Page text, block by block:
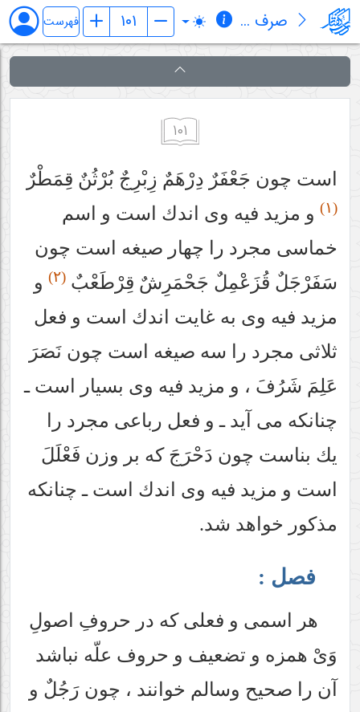
صرف میر فهرست
۱۰۱
است چون جَعْفَرٌ دِرْهَمٌ زِبْرِجٌ بُرْثُنٌ قِمَطْرٌ
(١)
و مزيد فيه وى اندك است و اسم
خماسى مجرد را چهار صيغه است چون
سَفَرْجَلٌ قُزَعْمِلٌ جَحْمَرِشٌ قِرْطَعْبٌ (٢)
و
مزيد فيه وى به غايت اندك است و فعل
ثلاثى مجرد را سه صيغه است چون نَصَرَ
عَلِمَ شَرُفَ ، و مزيد فيه وى بسيار است ـ
چنانكه مى آيد ـ و فعل رباعى مجرد را
يك بناست چون دَحْرَجَ كه بر وزن فَعْلَلَ
است و مزيد فيه وى اندك است ـ چنانكه
مذكور خواهد شد.
فصل :
هر اسمى و فعلى كه در حروفِ اصولِ
وَىْ همزه و تضعيف و حروف علّه نباشد
آن را صحيح وسالم خوانند ، چون رَجُلٌ و